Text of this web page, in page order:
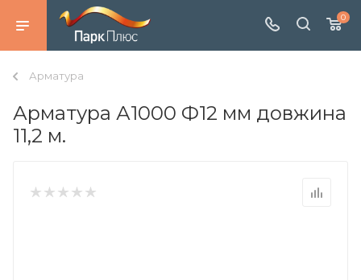
0
Арматура
Арматура А1000 Ф12 мм довжина
11,2 м.